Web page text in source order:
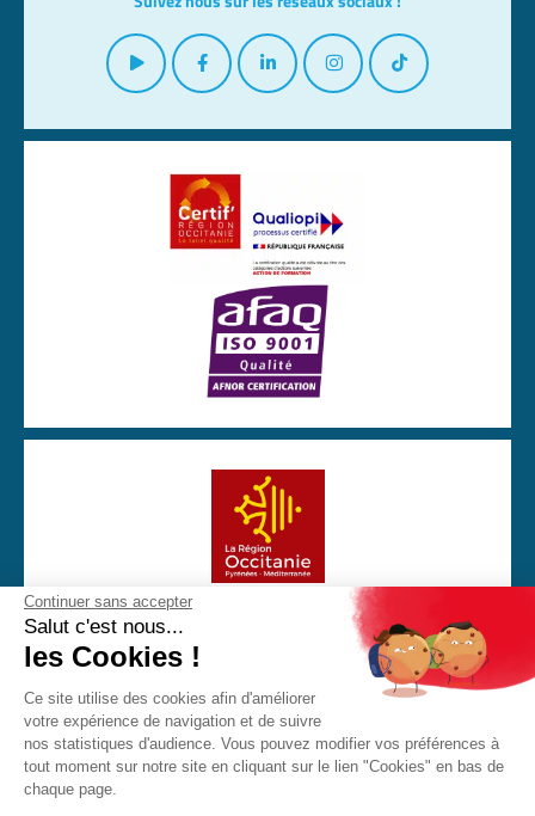
Continuer sans accepter
Salut c'est nous...
les Cookies !
Ce site utilise des cookies afin d'améliorer
votre expérience de navigation et de suivre
nos statistiques d'audience. Vous pouvez modifier vos préférences à
tout moment sur notre site en cliquant sur le lien "Cookies" en bas de
chaque page.
Avec la participation financière de la Région Occitanie
CGU Mentions Légales
Politique de confidentialité
Cookies